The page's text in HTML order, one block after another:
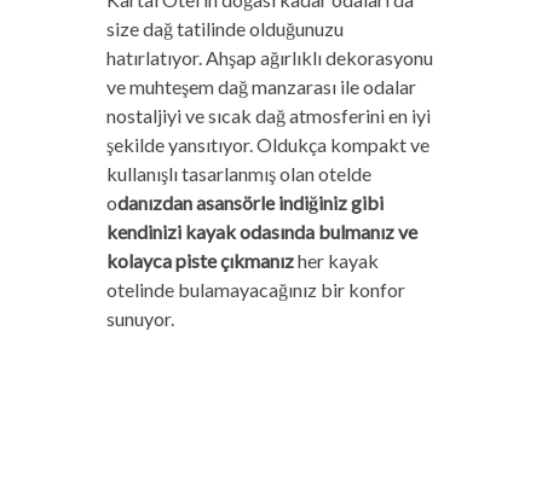
size dağ tatilinde olduğunuzu
hatırlatıyor. Ahşap ağırlıklı dekorasyonu
ve muhteşem dağ manzarası ile odalar
nostaljiyi ve sıcak dağ atmosferini en iyi
şekilde yansıtıyor. Oldukça kompakt ve
kullanışlı tasarlanmış olan otelde
odanızdan asansörle indiğiniz gibi
kendinizi kayak odasında bulmanız ve
kolayca piste çıkmanızher kayak
otelinde bulamayacağınız bir konfor
sunuyor.